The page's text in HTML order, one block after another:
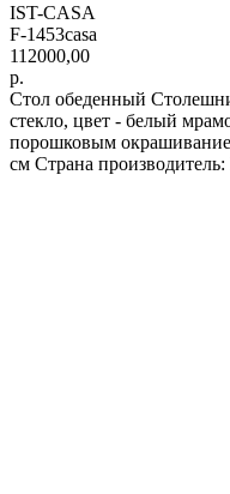
IST-CASA
F-1453casa
112000,00
р.
Стол обеденный
стекло, цвет - белый
порошковым
см Страна